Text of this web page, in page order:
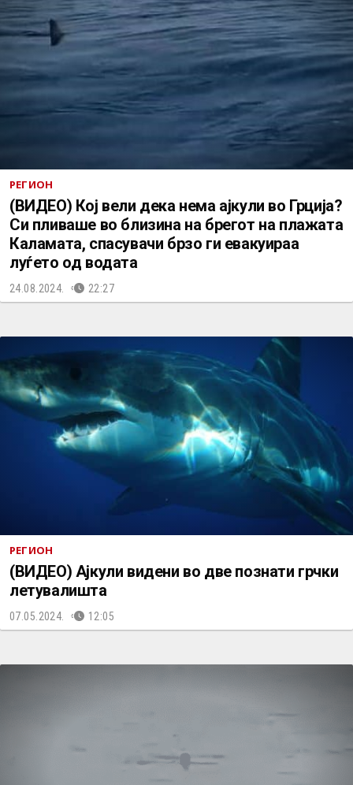
РЕГИОН
(ВИДЕО) Кој вели дека нема ајкули во Грција?
Си пливаше во близина на брегот на плажата
Каламата, спасувачи брзо ги евакуираа
луѓето од водата
24.08.2024. 22:27
РЕГИОН
(ВИДЕО) Ајкули видени во две познати грчки
летувалишта
07.05.2024. 12:05